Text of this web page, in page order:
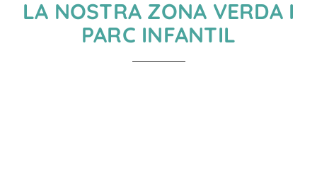
LA NOSTRA ZONA VERDA I
PARC INFANTIL